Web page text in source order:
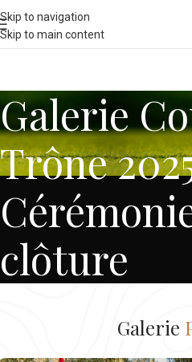
Skip to navigation
Skip to main content
Galerie
Trône
clôture
Galerie